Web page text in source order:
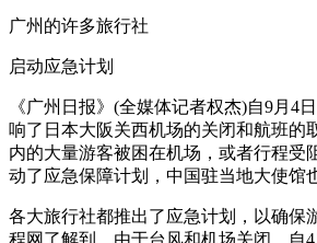
广州的许多旅行社
启动应急计划
《广州日报》(全媒体记者权杰)自9月4
响了日本大阪关西机场的关闭和航班的
内的大量游客被困在机场，或者行程受
动了应急保障计划，中国驻当地大使馆
各大旅行社都推出了应急计划，以确保
程网了解到，由于台风和机场关闭，自